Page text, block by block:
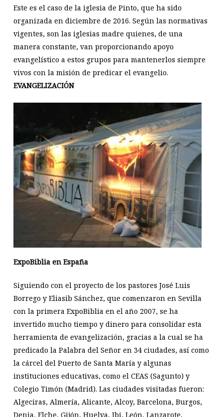
Este es el caso de la iglesia de Pinto, que ha sido
organizada en diciembre de 2016. Según las normativas
vigentes, son las iglesias madre quienes, de una
manera constante, van proporcionando apoyo
evangelístico a estos grupos para mantenerlos siempre
vivos con la misión de predicar el evangelio.
EVANGELIZACIÓN
ExpoBiblia en España
Siguiendo con el proyecto de los pastores José Luis
Borrego y Eliasib Sánchez, que comenzaron en Sevilla
con la primera ExpoBiblia en el año 2007, se ha
invertido mucho tiempo y dinero para consolidar esta
herramienta de evangelización, gracias a la cual se ha
predicado la Palabra del Señor en 34 ciudades, así como
la cárcel del Puerto de Santa María y algunas
instituciones educativas, como el CEAS (Sagunto) y
Colegio Timón (Madrid). Las ciudades visitadas fueron:
Algeciras, Almería, Alicante, Alcoy, Barcelona, Burgos,
Denia, Elche, Gijón, Huelva, Ibi, León, Lanzarote,